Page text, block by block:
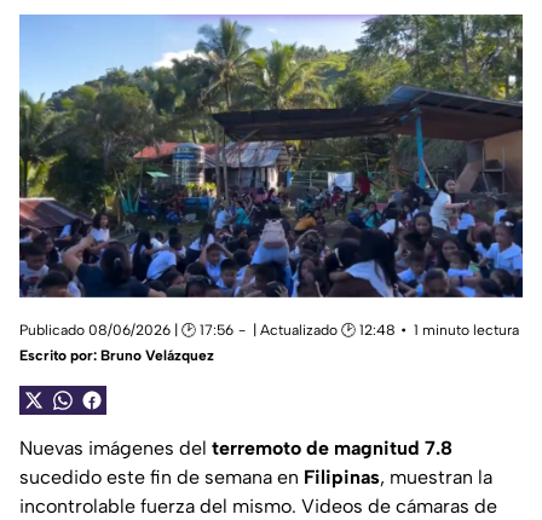
Publicado 08/06/2026 | 🕑 17:56 | Actualizado 🕑 12:48
1 minuto lectura
Escrito por: Bruno Velázquez
Nuevas imágenes del terremoto de magnitud 7.8
sucedido este fin de semana en Filipinas, muestran la
incontrolable fuerza del mismo. Videos de cámaras de